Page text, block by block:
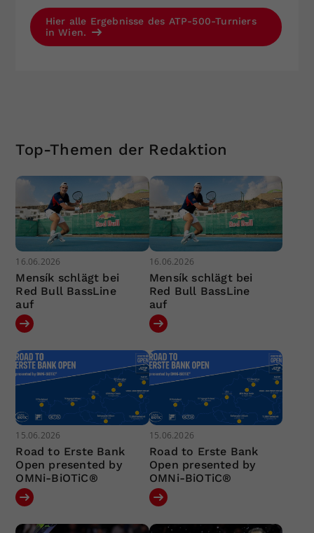
Hier alle Ergebnisse des ATP-500-Turniers
in Wien.
Top-Themen der Redaktion
16.06.2026
Mensík schlägt bei
Red Bull BassLine
auf
16.06.2026
Mensík schlägt bei
Red Bull BassLine
auf
15.06.2026
Road to Erste Bank
Open presented by
OMNi-BiOTiC®
15.06.2026
Road to Erste Bank
Open presented by
OMNi-BiOTiC®